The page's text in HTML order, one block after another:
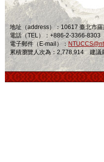
地址（address）：10617 臺北市
電話（TEL）：+886-2-3366-8303
電子郵件（E-mail）：
累積瀏覽人次為：2,778,914 建議